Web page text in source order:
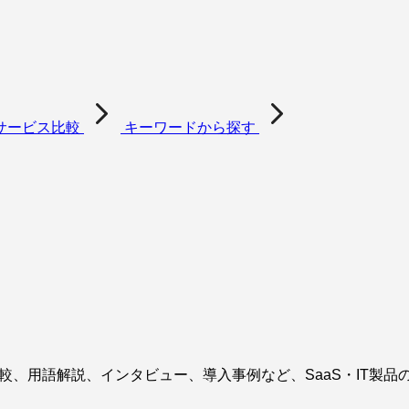
ービス比較 キーワードから探す
、用語解説、インタビュー、導入事例など、SaaS・IT製